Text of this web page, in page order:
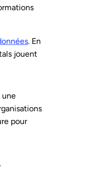
. En
jouent
une
pour